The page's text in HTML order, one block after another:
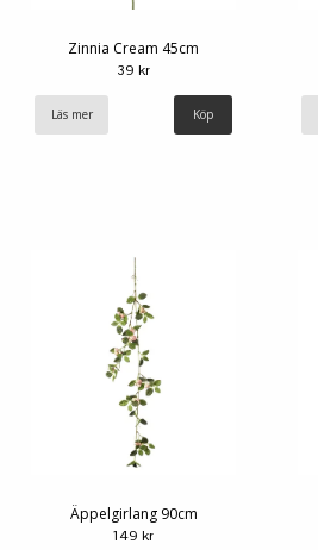
Zinnia Cream 45cm
39 kr
Läs mer
Äppelgirlang 90cm
149 kr